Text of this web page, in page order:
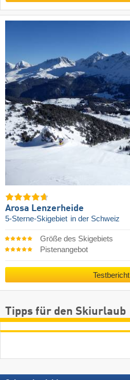
Arosa Lenzerheide
5-Sterne-Skigebiet in der Schweiz
Größe des Skigebiets
Pistenangebot
Testbericht
Tipps für den Skiurlaub